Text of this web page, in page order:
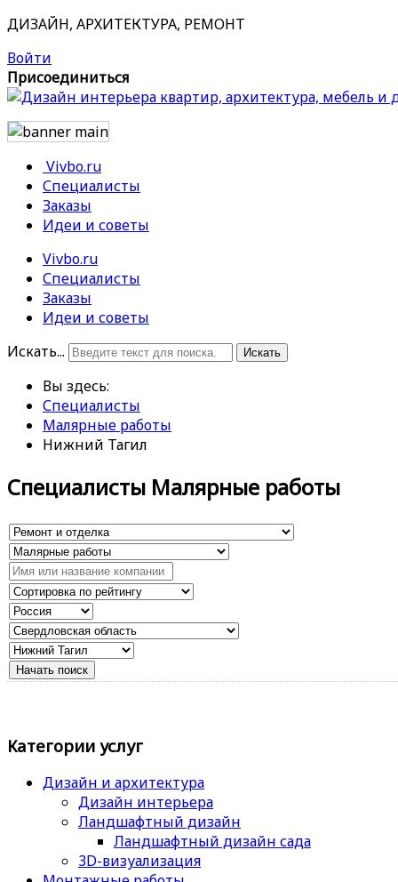
ДИЗАЙН, АРХИТЕКТУРА, РЕМОНТ
Войти
Присоединиться
Vivbo.ru
Специалисты
Заказы
Идеи и советы
Vivbo.ru
Специалисты
Заказы
Идеи и советы
Искать...
Искать
Вы здесь:
Специалисты
Малярные работы
Нижний Тагил
Специалисты Малярные работы
Категории услуг
Дизайн и архитектура
Дизайн интерьера
Ландшафтный дизайн
Ландшафтный дизайн сада
3D-визуализация